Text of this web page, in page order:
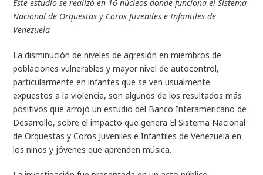
Este estudio se realizó en 16 núcleos donde funciona el Sistema
Nacional de Orquestas y Coros Juveniles e Infantiles de
Venezuela
La disminución de niveles de agresión en miembros de
poblaciones vulnerables y mayor nivel de autocontrol,
particularmente en infantes que se ven usualmente
expuestos a la violencia, son algunos de los resultados más
positivos que arrojó un estudio del Banco Interamericano de
Desarrollo, sobre el impacto que genera El Sistema Nacional
de Orquestas y Coros Juveniles e Infantiles de Venezuela en
los niños y jóvenes que aprenden música.